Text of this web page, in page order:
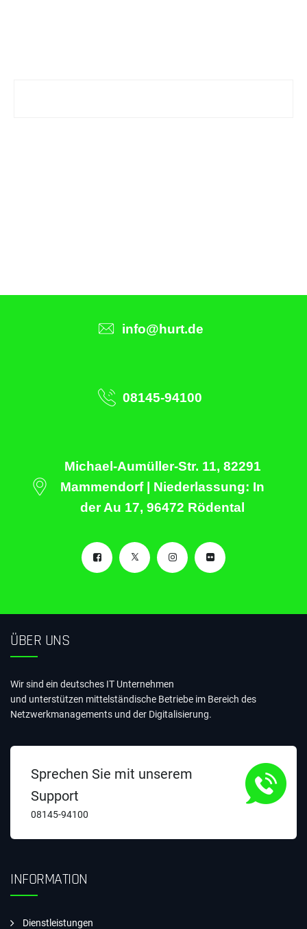
info@hurt.de
08145-94100
Michael-Aumüller-Str. 11, 82291
Mammendorf | Niederlassung: In
der Au 17, 96472 Rödental
ÜBER UNS
Wir sind ein deutsches IT Unternehmen
und unterstützen mittelständische Betriebe im Bereich des
Netzwerkmanagements und der Digitalisierung.
Sprechen Sie mit unserem
Support
08145-94100
INFORMATION
Dienstleistungen